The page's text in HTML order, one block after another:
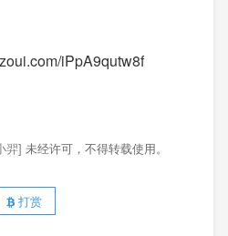
iPpA9qutw8f
羿] 未经许可，不得转载使用。
打赏